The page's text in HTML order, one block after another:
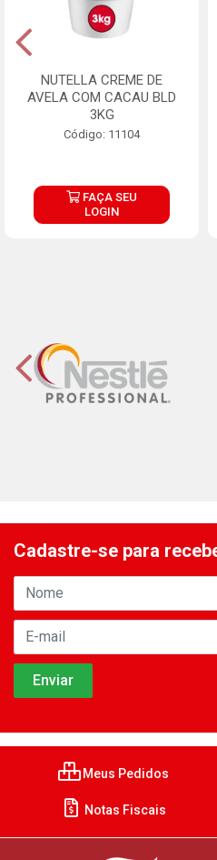
NUTELLA CREME DE
AVELA COM CACAU BLD
3KG
Código: 11104
FAÇA SEU
LOGIN
Cadastre-se para
Meus Pedidos
Notas Fiscais